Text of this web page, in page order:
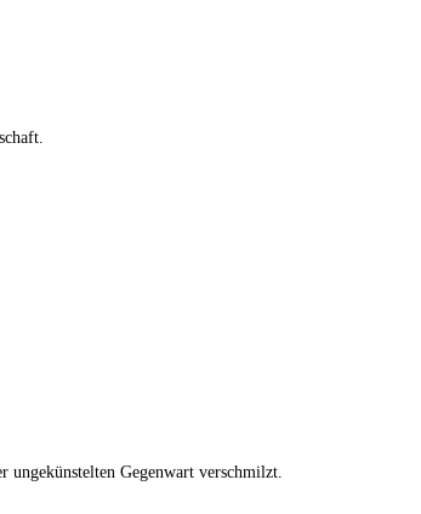
ungekünstelten Gegenwart verschmilzt.